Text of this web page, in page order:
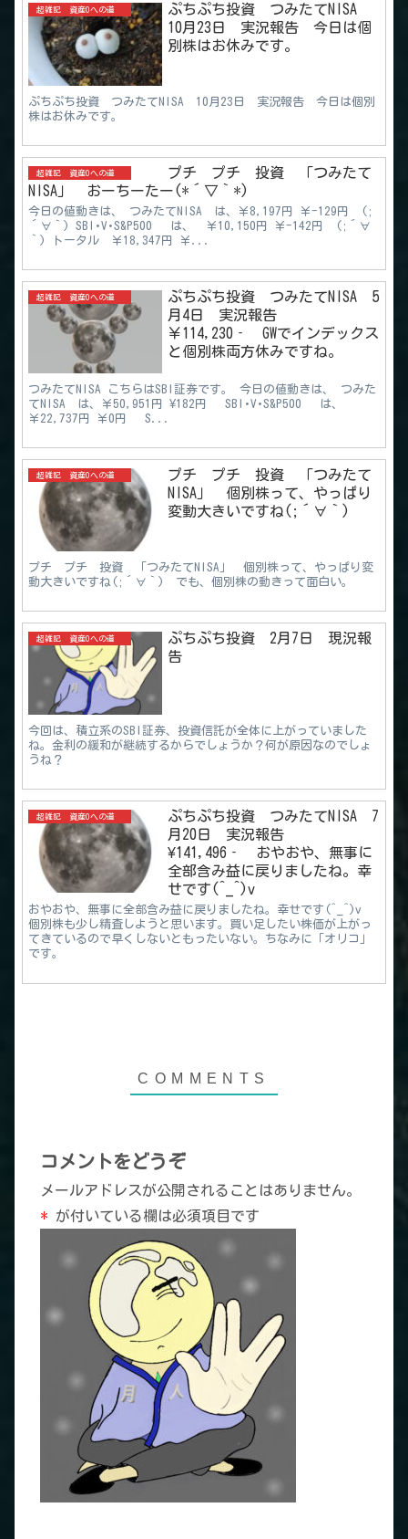
超雑記 資産0への道
ぷちぷち投資 つみたてNISA
10月23日 実況報告 今日は個
別株はお休みです。
ぷちぷち投資 つみたてNISA 10月23日 実況報告 今日は個別
株はお休みです。
超雑記 資産0への道
プチ プチ 投資 「つみたて
NISA」 おーちーたー(*´▽｀*)
今日の値動きは、 つみたてNISA は、￥8,197円 ￥-129円 (;
´∀｀) SBI･V･S&P500 は、 ￥10,150円 ￥-142円 (;´∀
｀) トータル ￥18,347円 ￥...
超雑記 資産0への道
ぷちぷち投資 つみたてNISA 5
月4日 実況報告
￥114,230‐ GWでインデックス
と個別株両方休みですね。
つみたてNISA こちらはSBI証券です。 今日の値動きは、 つみた
てNISA は、￥50,951円 ¥182円 SBI･V･S&P500 は、
￥22,737円 ￥0円 S...
超雑記 資産0への道
プチ プチ 投資 「つみたて
NISA」 個別株って、やっぱり
変動大きいですね(;´∀｀)
プチ プチ 投資 「つみたてNISA」 個別株って、やっぱり変
動大きいですね(;´∀｀) でも、個別株の動きって面白い。
超雑記 資産0への道
ぷちぷち投資 2月7日 現況報
告
今回は、積立系のSBI証券、投資信託が全体に上がっていました
ね。金利の緩和が継続するからでしょうか？何が原因なのでしょ
うね？
超雑記 資産0への道
ぷちぷち投資 つみたてNISA 7
月20日 実況報告
¥141,496‐ おやおや、無事に
全部含み益に戻りましたね。幸
せです(^_^)v
おやおや、無事に全部含み益に戻りましたね。幸せです(^_^)v
個別株も少し精査しようと思います。買い足したい株価が上がっ
てきているので早くしないともったいない。ちなみに「オリコ」
です。
コメントをどうぞ
メールアドレスが公開されることはありません。
* が付いている欄は必須項目です